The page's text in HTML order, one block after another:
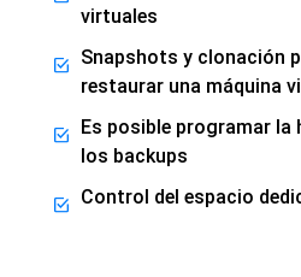
virtuales
Snapshots y clonación
restaurar una máquina
Es posible programar la
los backups
Control del espacio